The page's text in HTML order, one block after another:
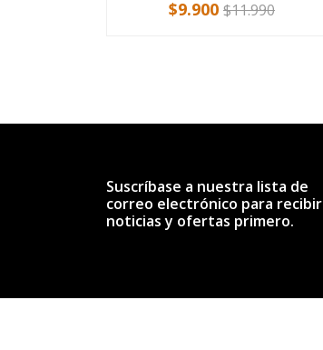
$9.900 $11.990
Suscríbase a nuestra lista de
correo electrónico para recibir
noticias y ofertas primero.